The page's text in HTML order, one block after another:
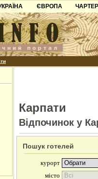
Азов
ЄВРОПА
Чорногорія
Хорватія
Болгарія
Карпати
Відпочинок у
Пошук готелей